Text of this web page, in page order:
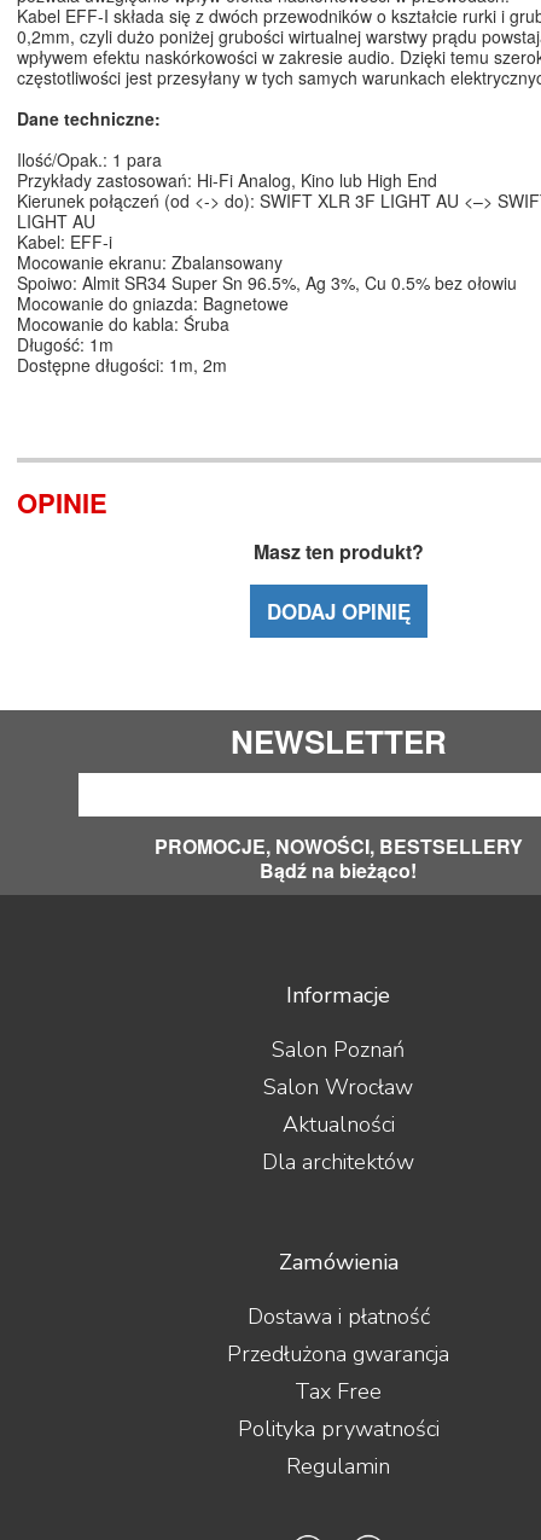
Kabel EFF-I składa się z dwóch przewodników o kształcie rurki i
0,2mm, czyli dużo poniżej grubości wirtualnej warstwy prądu
wpływem efektu naskórkowości w zakresie audio. Dzięki temu
częstotliwości jest przesyłany w tych samych warunkach
Dane techniczne:
Ilość/Opak.: 1 para
Przykłady zastosowań: Hi-Fi Analog, Kino lub High End
Kierunek połączeń (od <-> do): SWIFT XLR 3F LIGHT AU <–>
LIGHT AU
Kabel: EFF-i
Mocowanie ekranu: Zbalansowany
Spoiwo: Almit SR34 Super Sn 96.5%, Ag 3%, Cu 0.5% bez ołowiu
Mocowanie do gniazda: Bagnetowe
Mocowanie do kabla: Śruba
Długość: 1m
Dostępne długości: 1m, 2m
OPINIE
Masz ten produkt?
DODAJ OPINIĘ
NEWSLETTER
PROMOCJE, NOWOŚCI, BESTSELLERY
Bądź na bieżąco!
Informacje
Salon Poznań
Salon Wrocław
Aktualności
Dla architektów
Zamówienia
Dostawa i płatność
Przedłużona gwarancja
Tax Free
Polityka prywatności
Regulamin